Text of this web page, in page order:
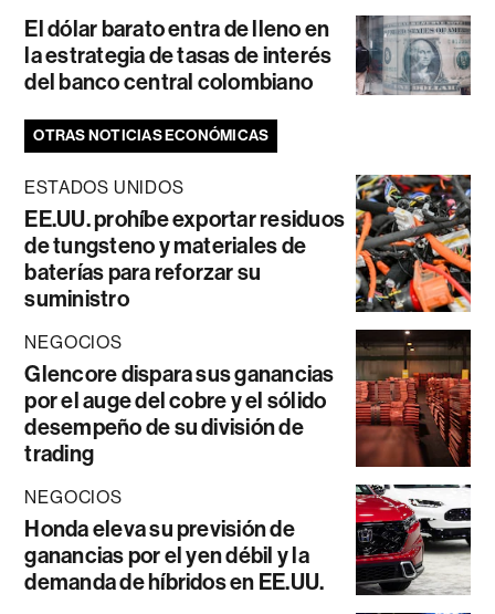
El dólar barato entra de lleno en
la estrategia de tasas de interés
del banco central colombiano
OTRAS NOTICIAS ECONÓMICAS
ESTADOS UNIDOS
EE.UU. prohíbe exportar residuos
de tungsteno y materiales de
baterías para reforzar su
suministro
NEGOCIOS
Glencore dispara sus ganancias
por el auge del cobre y el sólido
desempeño de su división de
trading
NEGOCIOS
Honda eleva su previsión de
ganancias por el yen débil y la
demanda de híbridos en EE.UU.